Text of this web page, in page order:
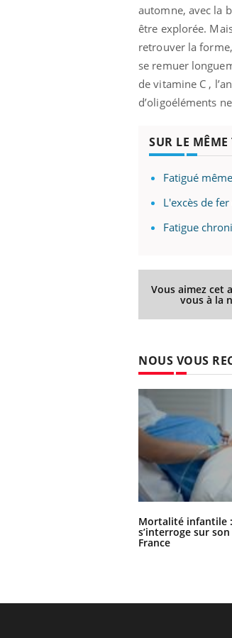
automne, avec la
être explorée.
retrouver la
se remuer
de vitamine C ,
d’oligoéléments
SUR LE MÊME
Fatigué
L'excès de
Fatigue
Vous aimez cet
vous à la
NOUS VOUS
Mortalité infantile
s’interroge sur
France